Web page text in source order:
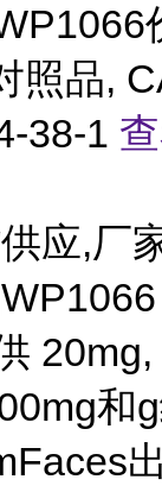
照品,
38-1
应,厂
和